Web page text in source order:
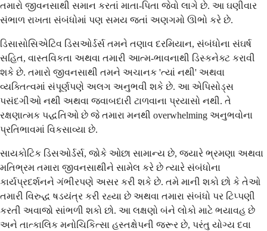
તમારો જીવનસાથી સમાન કરતાં માતા-પિતા જેવો લાગે છે. આ ઘણીવાર
સંભાળ રાખતા સંબંધોમાં પણ સમય જતાં અણગમો ઊભો કરે છે.
ડિસાસોસિએટિવ ડિસઓર્ડર્સ તમને તણાવ દરમિયાન, સંબંધોના સંઘર્ષ
સહિત, વાસ્તવિકતા અથવા તમારી આત્મ-ભાવનાથી ડિસ્કનેક્ટ કરાવી
શકે છે. તમારો જીવનસાથી તમને અચાનક 'ત્યાં નથી' અથવા
વ્યક્તિત્વમાં સંપૂર્ણપણે અલગ અનુભવી શકે છે. આ એપિસોડ્સ
પસંદગીઓ નથી અથવા જવાબદારી ટાળવાના પ્રયાસો નથી. તે
રક્ષણાત્મક પદ્ધતિઓ છે જે તમારા મનથી overwhelming અનુભવોના
પ્રતિભાવમાં વિકસાવ્યા છે.
સાયકોટિક ડિસઓર્ડર્સ, જોકે ઓછા સામાન્ય છે, જ્યારે ભ્રમણા અથવા
મતિભ્રમ તમારા જીવનસાથીને સામેલ કરે છે ત્યારે સંબંધોના
કાર્યપ્રદર્શનને ગંભીરપણે અસર કરી શકે છે. તમે માની શકો છો કે તેઓ
તમારી વિરુદ્ધ ષડયંત્ર કરી રહ્યા છે અથવા તમારા સંબંધો પર ટિપ્પણી
કરતી અવાજો સાંભળી શકો છો. આ લક્ષણો બંને લોકો માટે ભયાવહ છે
અને તાત્કાલિક મનોચિકિત્સા હસ્તક્ષેપની જરૂર છે, પરંતુ યોગ્ય દવા